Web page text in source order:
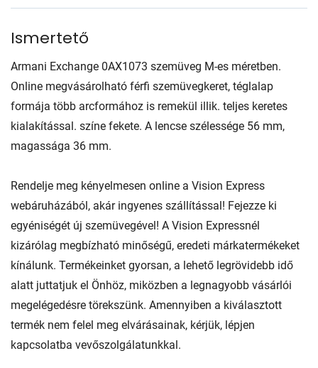
Ismertető
Armani Exchange 0AX1073 szemüveg M-es méretben.
Online megvásárolható férfi szemüvegkeret, téglalap
formája több arcformához is remekül illik. teljes keretes
kialakítással. színe fekete. A lencse szélessége 56 mm,
magassága 36 mm.
Rendelje meg kényelmesen online a Vision Express
webáruházából, akár ingyenes szállítással! Fejezze ki
egyéniségét új szemüvegével! A Vision Expressnél
kizárólag megbízható minőségű, eredeti márkatermékeket
kínálunk. Termékeinket gyorsan, a lehető legrövidebb idő
alatt juttatjuk el Önhöz, miközben a legnagyobb vásárlói
megelégedésre törekszünk. Amennyiben a kiválasztott
termék nem felel meg elvárásainak, kérjük, lépjen
kapcsolatba vevőszolgálatunkkal.